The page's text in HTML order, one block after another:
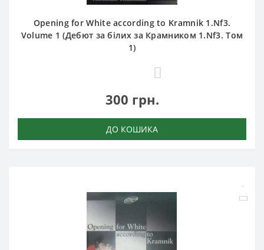
Opening for White according to Kramnik 1.Nf3.
Volume 1 (Дебют за білих за Крамником 1.Nf3. Том
1)
300 грн.
ДО КОШИКА